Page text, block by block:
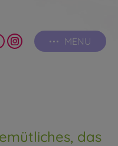
MENU
Instagram
das